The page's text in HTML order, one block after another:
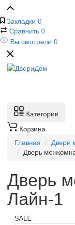
Закладки 0
Сравнить 0
Вы смотрели 0
Категории
Корзина
Главная
Двери
Дверь
Дверь
Лайн-1
SALE